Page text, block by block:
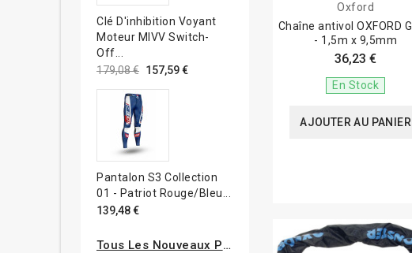
Clé D'inhibition Voyant
Moteur MIVV Switch-
Off...
179,08 € 157,59 €
Pantalon S3 Collection
01 - Patriot Rouge/bleu...
139,48 €
Tous Les Nouveaux Produits
Oxford
Chaîne antivol OXFORD
- 1,5m x 9,5mm
36,23 €
En Stock
AJOUTER AU PANIER